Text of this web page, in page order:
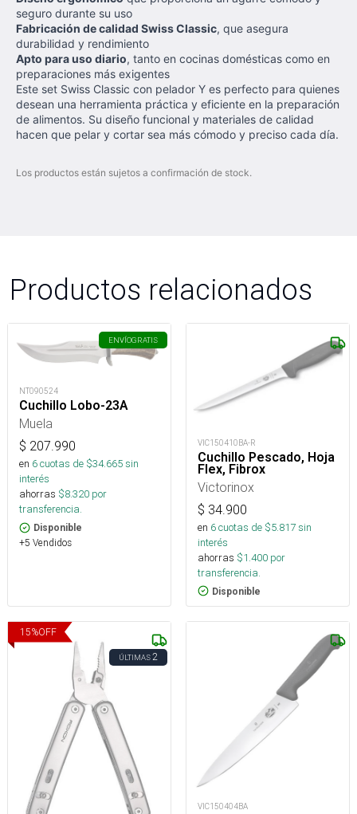
seguro durante su uso
Fabricación de calidad Swiss Classic, que asegura
durabilidad y rendimiento
Apto para uso diario, tanto en cocinas domésticas como en
preparaciones más exigentes
Este set Swiss Classic con pelador Y es perfecto para quienes
desean una herramienta práctica y eficiente en la preparación
de alimentos. Su diseño funcional y materiales de calidad
hacen que pelar y cortar sea más cómodo y preciso cada día.
Los productos están sujetos a confirmación de stock.
Productos relacionados
ENVÍOGRATIS
NT090524
Cuchillo Lobo-23A
Muela
$ 207.990
en 6cuotas de $34.665sin
interés
ahorras $8.320 por
transferencia.
Disponible
+5 Vendidos
VIC150410BA-R
Cuchillo Pescado, Hoja
Flex, Fibrox
Victorinox
$ 34.900
en 6cuotas de $5.817sin
interés
ahorras $1.400 por
transferencia.
Disponible
15%OFF
ÚLTIMAS2
VIC150404BA